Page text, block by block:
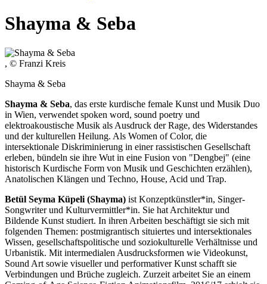
Shayma & Seba
, © Franzi Kreis
Shayma & Seba
Shayma & Seba, das erste kurdische female Kunst und Musik Duo
in Wien, verwendet spoken word, sound poetry und
elektroakoustische Musik als Ausdruck der Rage, des Widerstandes
und der kulturellen Heilung. Als Women of Color, die
intersektionale Diskriminierung in einer rassistischen Gesellschaft
erleben, bündeln sie ihre Wut in eine Fusion von "Dengbej" (eine
historisch Kurdische Form von Musik und Geschichten erzählen),
Anatolischen Klängen und Techno, House, Acid und Trap.
Betül Seyma Küpeli (Shayma) ist Konzeptkünstler*in, Singer-
Songwriter und Kulturvermittler*in. Sie hat Architektur und
Bildende Kunst studiert. In ihren Arbeiten beschäftigt sie sich mit
folgenden Themen: postmigrantisch situiertes und intersektionales
Wissen, gesellschaftspolitische und soziokulturelle Verhältnisse und
Urbanistik. Mit intermedialen Ausdrucksformen wie Videokunst,
Sound Art sowie visueller und performativer Kunst schafft sie
Verbindungen und Brüche zugleich. Zurzeit arbeitet Sie an einem